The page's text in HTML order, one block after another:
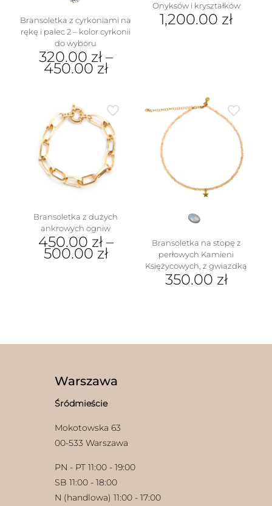
Bransoletka z cyrkoniami na
rękę i palec 2 – kolor cyrkonii
do wyboru
320.00 zł–
450.00 zł
ma
wiele
wariantów.
wybrać
na
stronie
Onyksów i kryształków
1,200.00 zł
Bransoletka z dużych
ankrowych ogniw
450.00 zł–
500.00 zł
produktu
Bransoletka na stopę z
perłowych Kamieni
Księżycowych, z gwiazdką
350.00 zł
Warszawa
Śródmieście
Mokotowska 63
00-533 Warszawa
PN - PT 11:00 - 19:00
SB 11:00 - 18:00
N (handlowa) 11:00 - 17:00